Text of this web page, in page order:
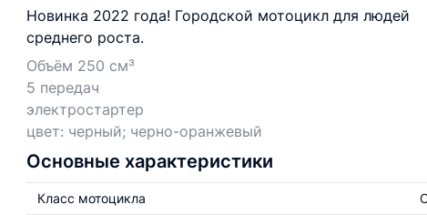
Новинка 2022 года! Городской мотоцикл для людей
среднего роста.
Объём 250 см³
5 передач
электростартер
цвет: черный; черно-оранжевый
Основные характеристики
Класс мотоцикла